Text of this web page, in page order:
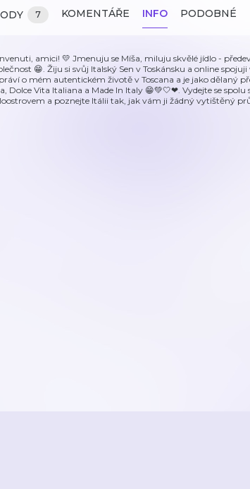
7 KOMENTÁŘE INFO PODOBNÉ
amici! 💛 Jmenuju se Míša, miluju skvělé jídlo -
😁. Žiju si svůj Italský Sen v Toskánsku a online
o mém autentickém životě v Toscana a je jako dělaný
Dolce Vita Italiana a Made In Italy 😁💚🤍❤. Vydejte se
a poznejte Itálii tak, jak vám ji žádný vytištěný